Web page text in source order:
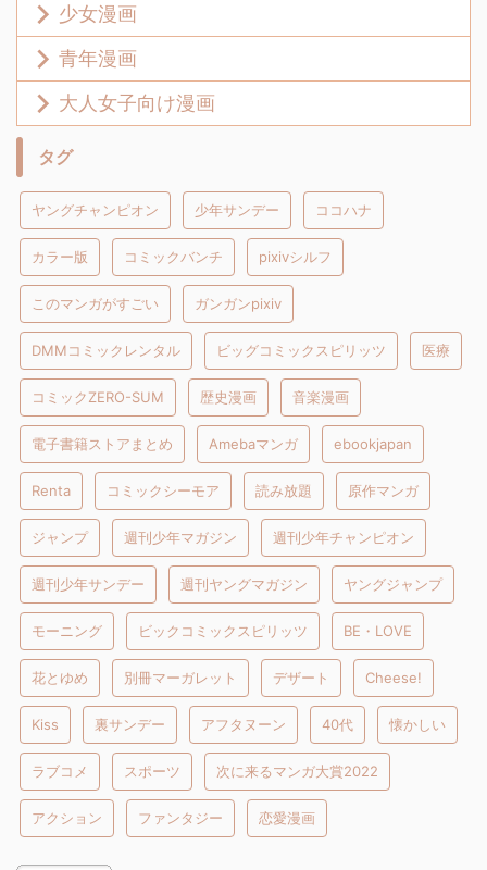
少女漫画
青年漫画
大人女子向け漫画
タグ
ヤングチャンピオン 少年サンデー ココハナ
カラー版 コミックバンチ pixivシルフ
このマンガがすごい ガンガンpixiv
DMMコミックレンタル ビッグコミックスピリッツ 医療
コミックZERO-SUM 歴史漫画 音楽漫画
電子書籍ストアまとめ Amebaマンガ ebookjapan
Renta コミックシーモア 読み放題 原作マンガ
ジャンプ 週刊少年マガジン 週刊少年チャンピオン
週刊少年サンデー 週刊ヤングマガジン ヤングジャンプ
モーニング ビックコミックスピリッツ BE・LOVE
花とゆめ 別冊マーガレット デザート Cheese!
Kiss 裏サンデー アフタヌーン 40代 懐かしい
ラブコメ スポーツ 次に来るマンガ大賞2022
アクション ファンタジー 恋愛漫画